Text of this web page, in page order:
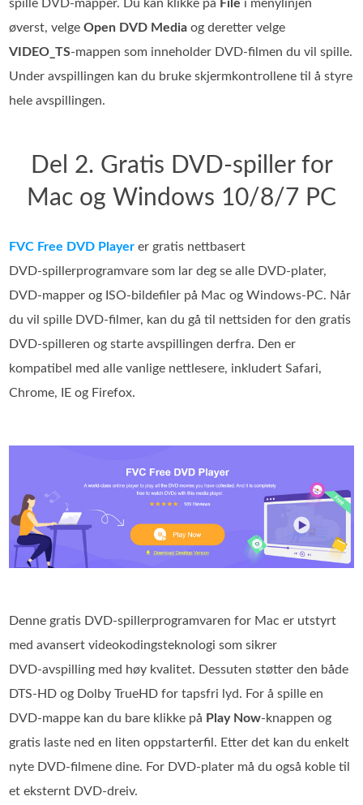
spille DVD‑mapper. Du kan klikke på File i menylinjen
øverst, velgeOpen DVD Media og deretter velge
VIDEO_TS-mappen som inneholder DVD‑filmen du vil spille.
Under avspillingen kan du bruke skjermkontrollene til å styre
hele avspillingen.
Del 2. Gratis DVD-spiller for
Mac og Windows 10/8/7 PC
FVC Free DVD Player er gratis nettbasert
DVD‑spillerprogramvare som lar deg se alle DVD‑plater,
DVD‑mapper og ISO‑bildefiler på Mac og Windows‑PC. Når
du vil spille DVD‑filmer, kan du gå til nettsiden for den gratis
DVD‑spilleren og starte avspillingen derfra. Den er
kompatibel med alle vanlige nettlesere, inkludert Safari,
Chrome, IE og Firefox.
Denne gratis DVD‑spillerprogramvaren for Mac er utstyrt
med avansert videokodingsteknologi som sikrer
DVD‑avspilling med høy kvalitet. Dessuten støtter den både
DTS‑HD og Dolby TrueHD for tapsfri lyd. For å spille en
DVD‑mappe kan du bare klikke på Play Now-knappen og
gratis laste ned en liten oppstarterfil. Etter det kan du enkelt
nyte DVD‑filmene dine. For DVD‑plater må du også koble til
et eksternt DVD‑dreiv.